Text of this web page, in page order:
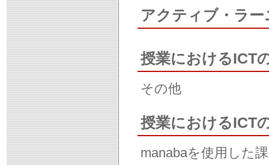
アクティブ・ラ
授業におけるICT
その他
授業におけるICT
manabaを使用した